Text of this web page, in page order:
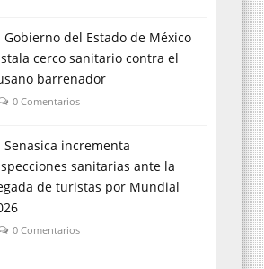
Gobierno del Estado de México
cerco sanitario contra el
barrenador
0 Comentarios
Senasica incrementa
sanitarias ante la
de turistas por Mundial
0 Comentarios